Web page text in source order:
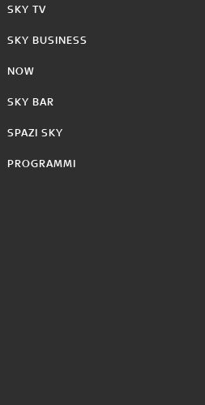
SKY TV
SKY BUSINESS
NOW
SKY BAR
SPAZI SKY
PROGRAMMI